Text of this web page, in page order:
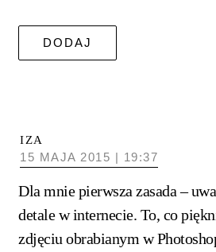
IZA
15 MAJA 2015 | 19:37
Dla mnie pierwsza zasada –
detale w internecie. To, co
zdjęciu obrabianym w